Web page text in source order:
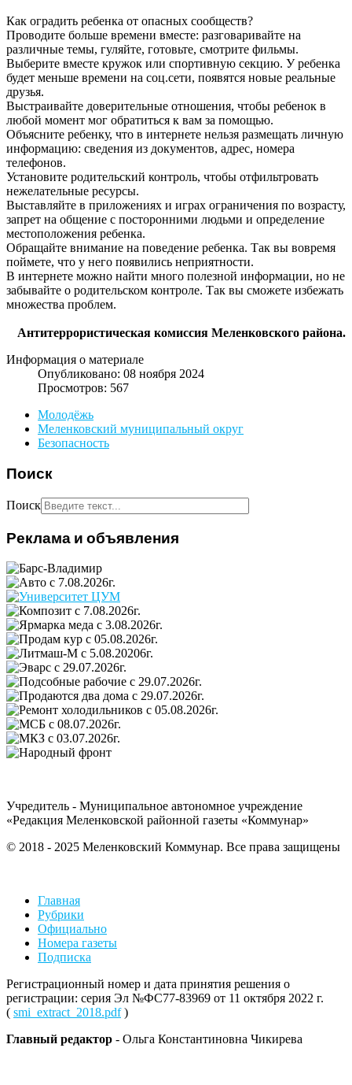
Как оградить ребенка от опасных сообществ?
Проводите больше времени вместе: разговаривайте на
различные темы, гуляйте, готовьте, смотрите фильмы.
Выберите вместе кружок или спортивную секцию. У ребенка
будет меньше времени на соц.сети, появятся новые реальные
друзья.
Выстраивайте доверительные отношения, чтобы ребенок в
любой момент мог обратиться к вам за помощью.
Объясните ребенку, что в интернете нельзя размещать личную
информацию: сведения из документов, адрес, номера
телефонов.
Установите родительский контроль, чтобы отфильтровать
нежелательные ресурсы.
Выставляйте в приложениях и играх ограничения по возрасту,
запрет на общение с посторонними людьми и определение
местоположения ребенка.
Обращайте внимание на поведение ребенка. Так вы вовремя
поймете, что у него появились неприятности.
В интернете можно найти много полезной информации, но не
забывайте о родительском контроле. Так вы сможете избежать
множества проблем.
Антитеррористическая комиссия Меленковского района.
Информация о материале
Опубликовано: 08 ноября 2024
Просмотров: 567
Молодёжь
Меленковский муниципальный округ
Безопасность
Поиск
Поиск
Реклама и объявления
Учредитель - Муниципальное автономное учреждение
«Редакция Меленковской районной газеты «Коммунар»
© 2018 - 2025 Меленковский Коммунар. Все права защищены
Главная
Рубрики
Официально
Номера газеты
Подписка
Регистрационный номер и дата принятия решения о
регистрации: серия Эл №ФС77-83969 от 11 октября 2022 г.
( smi_extract_2018.pdf)
Главный редактор - Ольга Константиновна Чикирева